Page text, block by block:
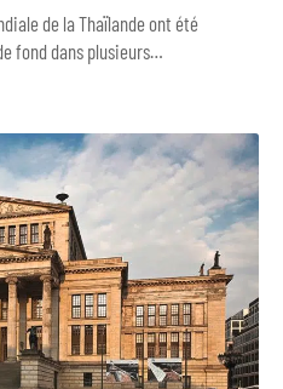
de la Thaïlande ont été
fond dans plusieurs…